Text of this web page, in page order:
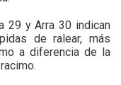
29 y Arra 30 indican
de ralear, más
a diferencia de la